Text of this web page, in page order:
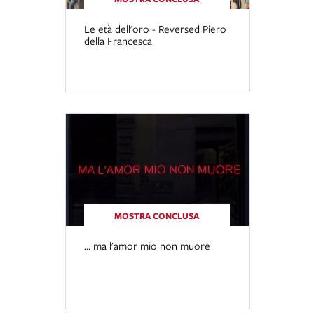
Le età dell'oro - Reversed Piero
della Francesca
MOSTRA CONCLUSA
... ma l'amor mio non muore